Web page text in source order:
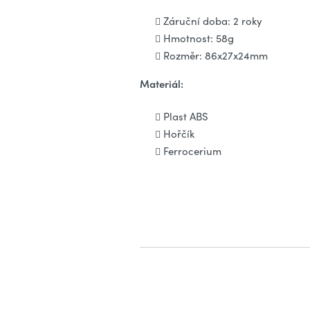
Záruční doba: 2 roky
Hmotnost: 58g
Rozměr: 86x27x24mm
Materiál:
Plast ABS
Hořčík
Ferrocerium